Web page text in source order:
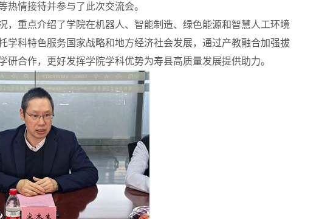
热情接待并参与了此次交流会。
，重点介绍了学院在机器人、智能制造、绿色能源和智慧人工环境
学科特色服务国家战略和地方经济社会发展，通过产教融合加强拔
合作，更好发挥学院学科优势为寿县高质量发展提供助力。